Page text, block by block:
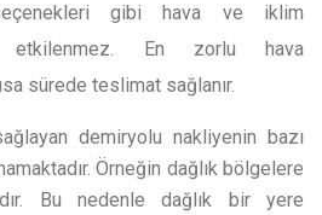
gibi hava ve iklim
etkilenmez. En zorlu hava
sürede teslimat sağlanır.
demiryolu nakliyenin bazı
Örneğin dağlık bölgelere
Bu nedenle dağlık bir yere